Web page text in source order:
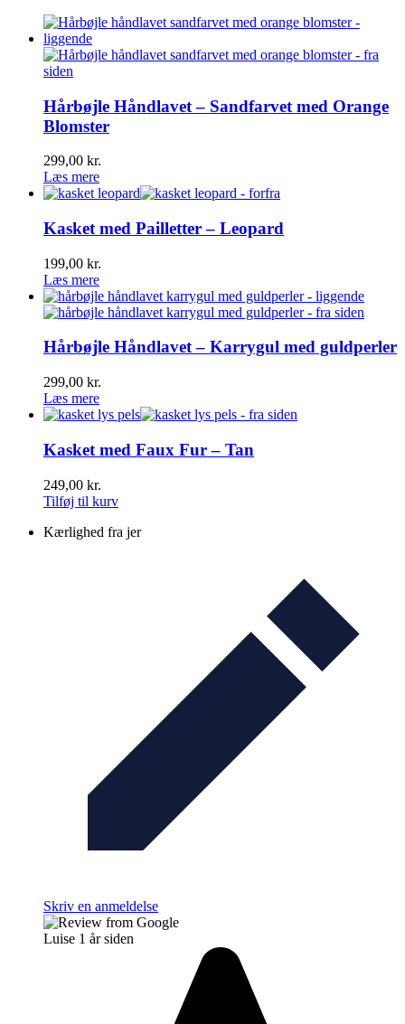
Hårbøjle Håndlavet – Sandfarvet med Orange
Blomster
299,00 kr.
Læs mere
Kasket med Pailletter – Leopard
199,00 kr.
Læs mere
Hårbøjle Håndlavet – Karrygul med guldperler
299,00 kr.
Læs mere
Kasket med Faux Fur – Tan
249,00 kr.
Tilføj til kurv
Kærlighed fra jer
Skriv en anmeldelse
Luise 1 år siden